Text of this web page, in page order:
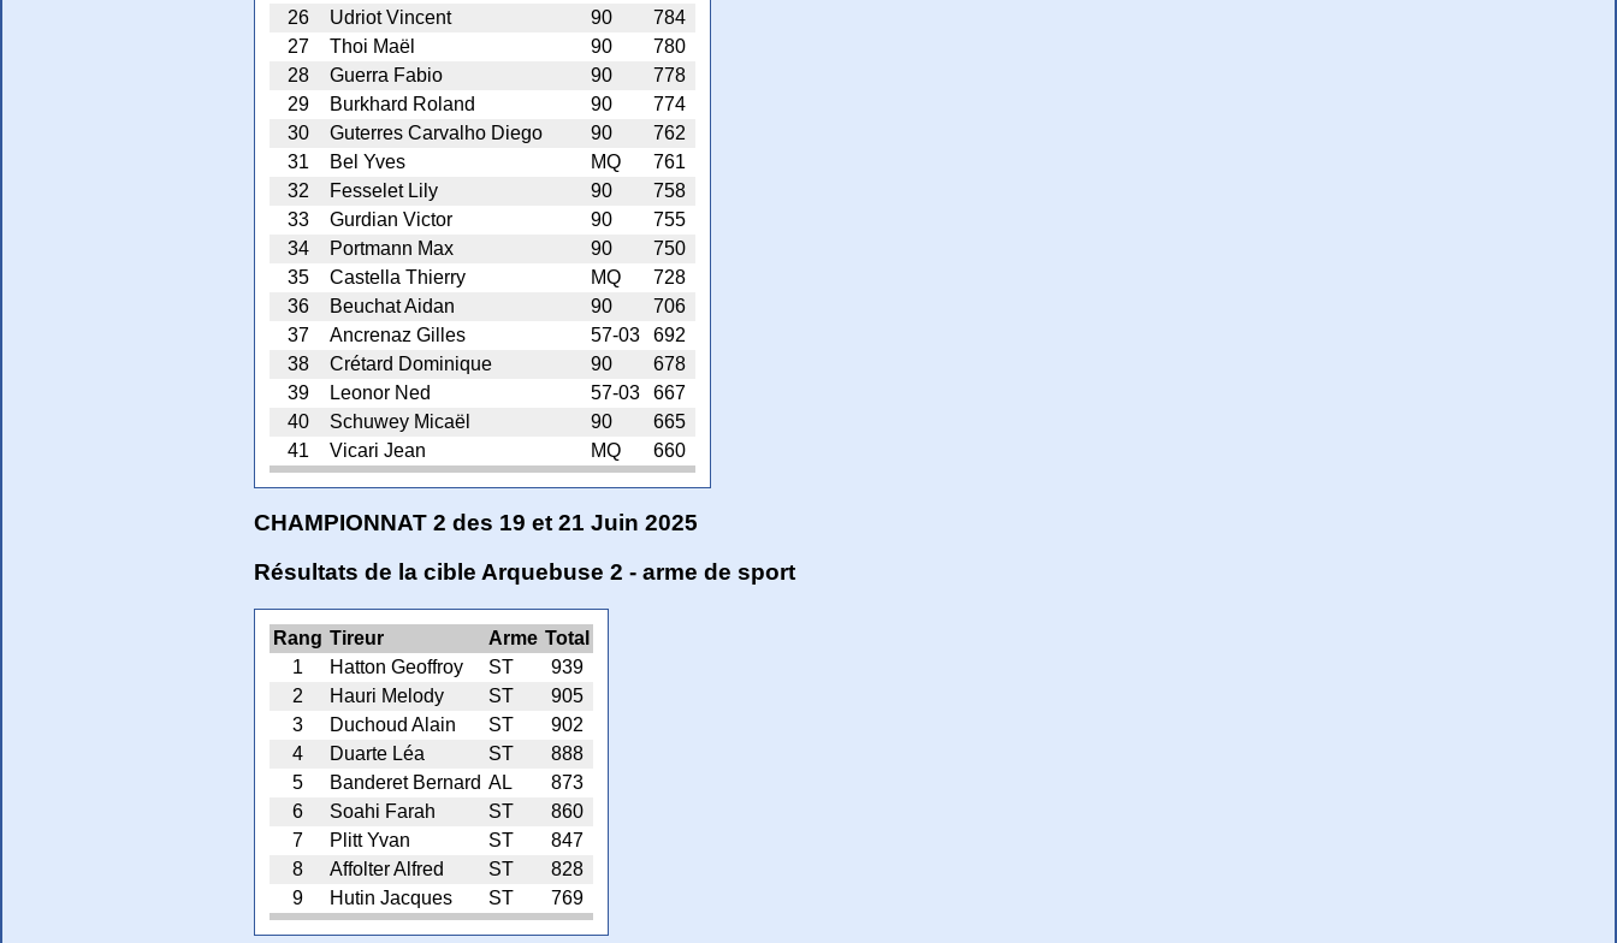
26
Udriot Vincent 90
784
27
Thoi Maël 90
780
28
Guerra Fabio 90
778
29
Burkhard Roland 90
774
30
Guterres Carvalho Diego 90
762
31
Bel Yves MQ
761
32
Fesselet Lily 90
758
33
Gurdian Victor 90
755
34
Portmann Max 90
750
35
Castella Thierry MQ
728
36
Beuchat Aidan 90
706
37
Ancrenaz Gilles 57-03
692
38
Crétard Dominique 90
678
39
Leonor Ned 57-03
667
40
Schuwey Micaël 90
665
41
Vicari Jean MQ 660
CHAMPIONNAT 2 des 19 et 21 Juin 2025
Résultats de la cible Arquebuse 2 - arme de sport
Rang Tireur Arme Total
1
Hatton Geoffroy ST
939
2
Hauri Melody ST
905
3
Duchoud Alain ST
902
4
Duarte Léa ST
888
5
Banderet Bernard AL
873
6
Soahi Farah ST
860
7
Plitt Yvan ST
847
8
Affolter Alfred ST
828
9
Hutin Jacques ST 769